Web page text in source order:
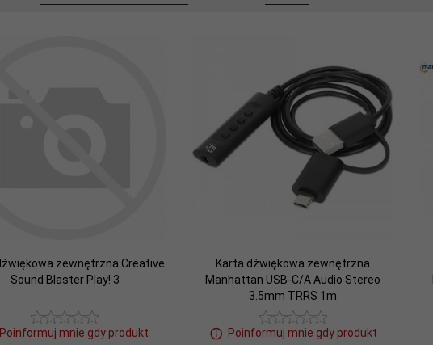
zewnętrzna Creative
Sound Blaster Play! 3
Poinformuj mnie gdy produkt
Karta dźwiękowa zewnętrzna
Manhattan USB-C/A Audio Stereo
3.5mm TRRS 1m
Poinformuj mnie gdy produkt